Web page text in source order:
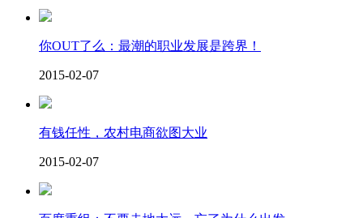
你OUT了么：最潮的职业发展是跨界！
2015-02-07
有钱任性，农村电商欲图大业
2015-02-07